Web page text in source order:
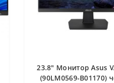
23.8" Монитор Asus
(90LM0569-B01170)